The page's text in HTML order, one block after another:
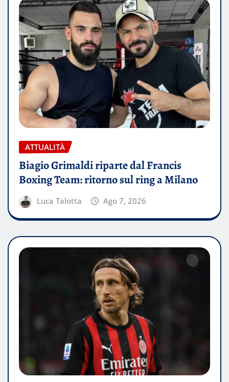
ATTUALITÀ
Biagio Grimaldi riparte dal Francis
Boxing Team: ritorno sul ring a Milano
Luca Talotta Ago 7, 2026